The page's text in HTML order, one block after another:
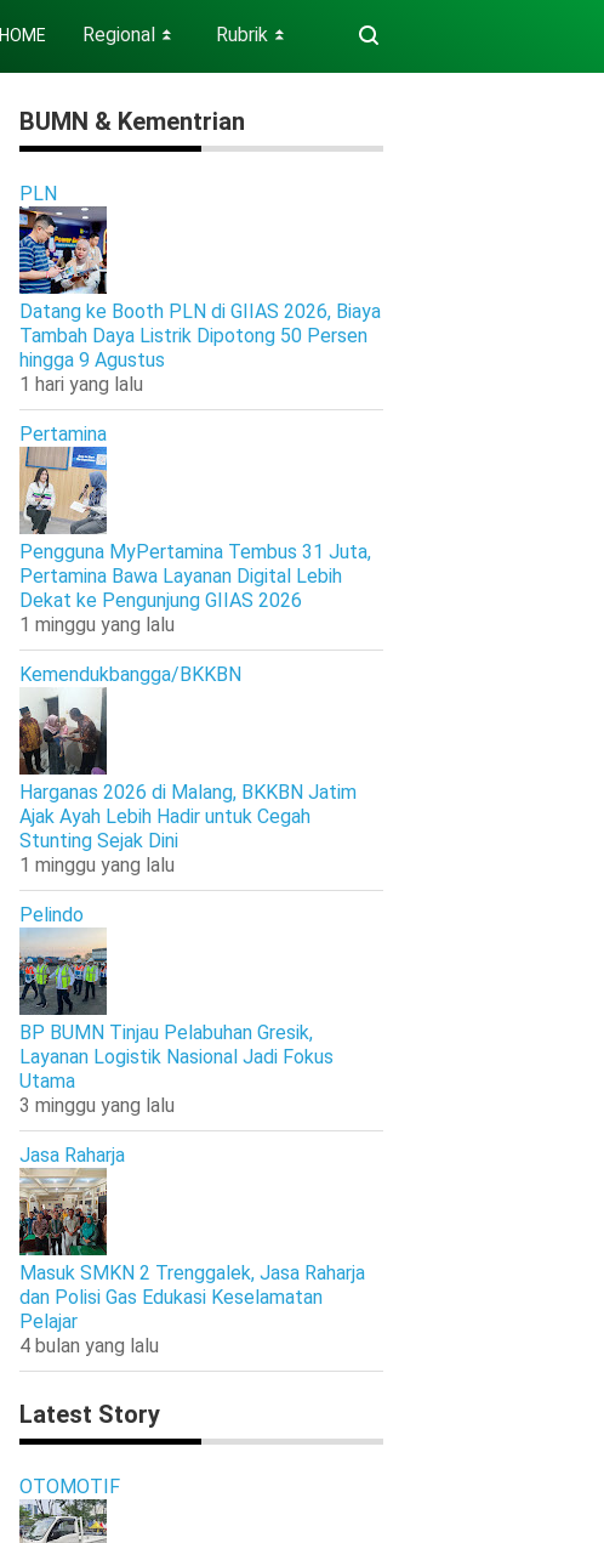
HOME Regional ⏬ Rubrik ⏬
BUMN & Kementrian
PLN
Datang ke Booth PLN di GIIAS 2026, Biaya
Tambah Daya Listrik Dipotong 50 Persen
hingga 9 Agustus
1 hari yang lalu
Pertamina
Pengguna MyPertamina Tembus 31 Juta,
Pertamina Bawa Layanan Digital Lebih
Dekat ke Pengunjung GIIAS 2026
1 minggu yang lalu
Kemendukbangga/BKKBN
Harganas 2026 di Malang, BKKBN Jatim
Ajak Ayah Lebih Hadir untuk Cegah
Stunting Sejak Dini
1 minggu yang lalu
Pelindo
BP BUMN Tinjau Pelabuhan Gresik,
Layanan Logistik Nasional Jadi Fokus
Utama
3 minggu yang lalu
Jasa Raharja
Masuk SMKN 2 Trenggalek, Jasa Raharja
dan Polisi Gas Edukasi Keselamatan
Pelajar
4 bulan yang lalu
Latest Story
OTOMOTIF